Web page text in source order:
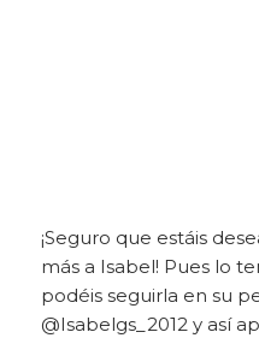
¡Seguro que estáis
más a Isabel! Pues lo
podéis seguirla en su
@Isabelgs_2012 y así